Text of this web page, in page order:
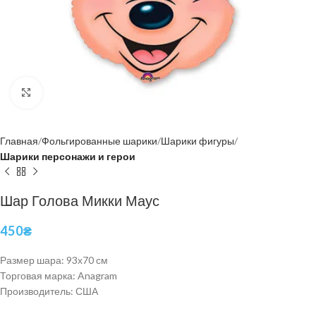
Главная Фольгированные шарики Шарики фигуры
Шарики персонажи и герои
Шар Голова Микки Маус
450₴
Размер шара: 93х70 см
Торговая марка: Anagram
Производитель: США